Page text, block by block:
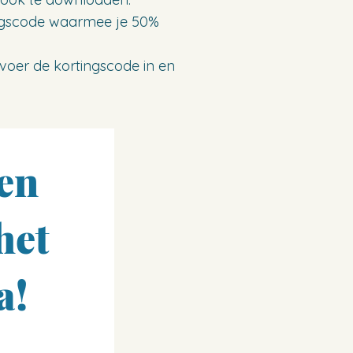
waarmee je 50%
de kortingscode in en